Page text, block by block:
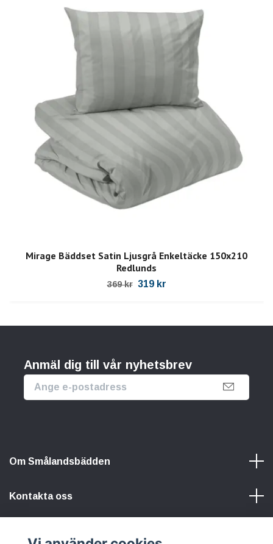
Mirage Bäddset Satin Ljusgrå Enkeltäcke 150x210
Redlunds
369 kr 319 kr
Anmäl dig till vår nyhetsbrev
Om Smålandsbädden
Kontakta oss